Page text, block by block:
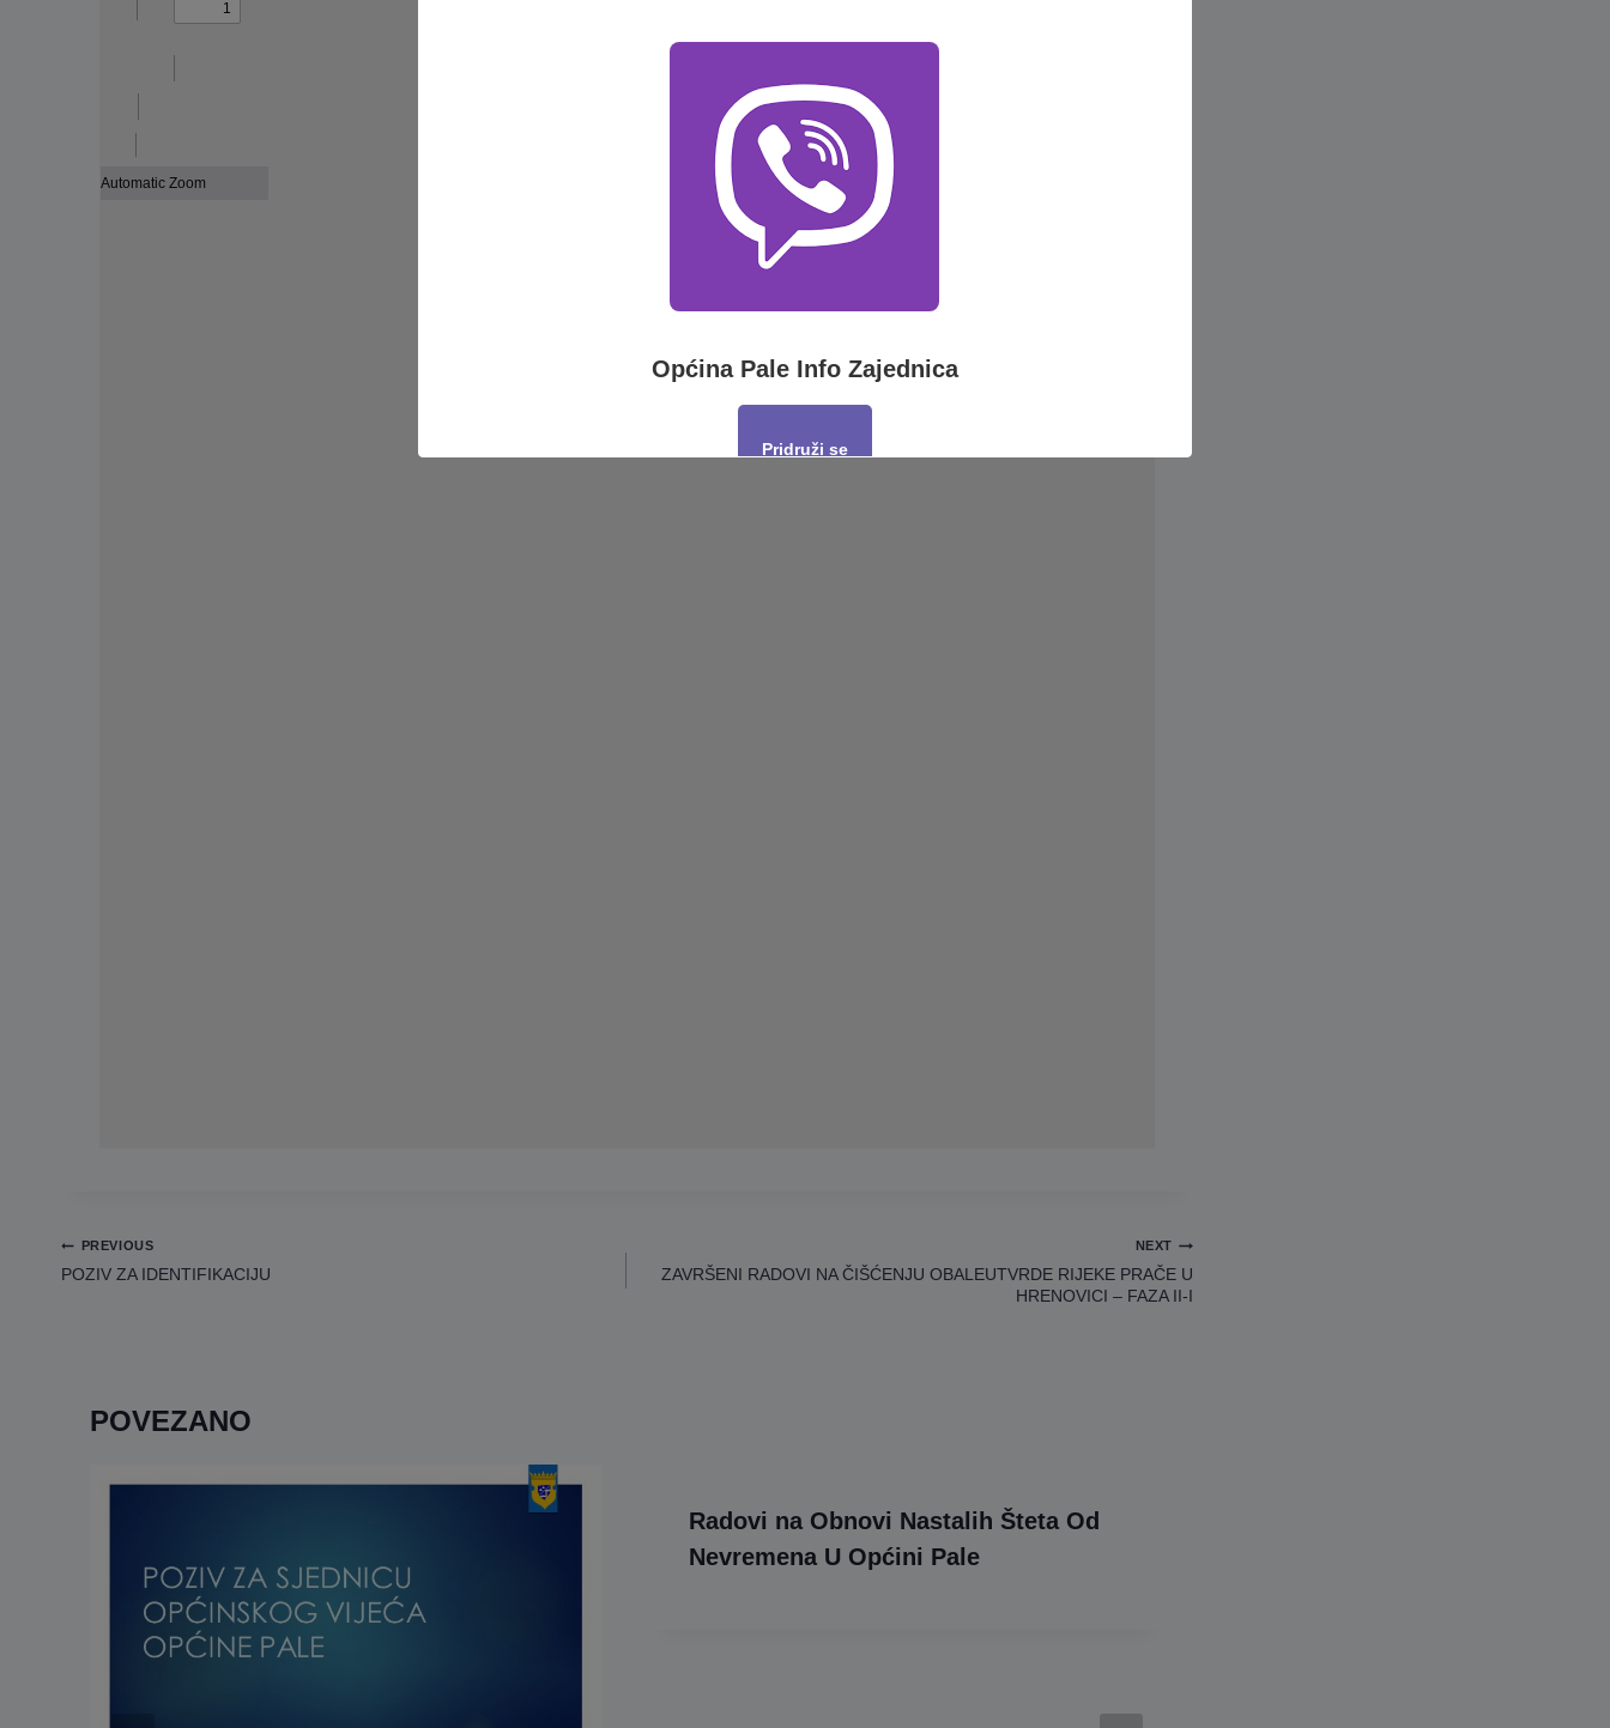
Navigacija
članaka
PREVIOUS
POZIV ZA IDENTIFIKACIJU
NEXT
ZAVRŠENI RADOVI NA ČIŠĆENJU OBALEUTVRDE RIJEKE PRAČE U
HRENOVICI – FAZA II-I
POVEZANO
Radovi na Obnovi Nastalih Šteta Od
Nevremena U Općini Pale
Općina Pale Info Zajednica
Pridruži se